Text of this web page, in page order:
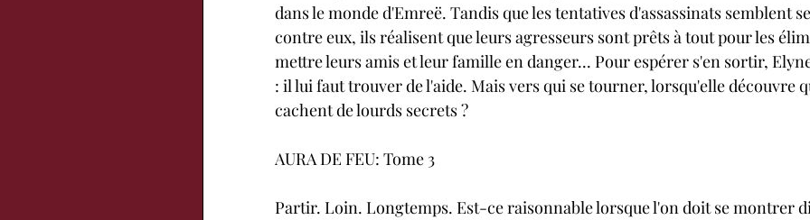
dans le monde d'Emreë. Tandis que les tentatives d'assassinats semblent
contre eux, ils réalisent que leurs agresseurs sont prêts à tout pour les
mettre leurs amis et leur famille en danger... Pour espérer s'en sortir,
: il lui faut trouver de l'aide. Mais vers qui se tourner, lorsqu'elle découvre
cachent de lourds secrets ?
AURA DE FEU: Tome 3
Partir. Loin. Longtemps. Est-ce raisonnable lorsque l'on doit se montrer